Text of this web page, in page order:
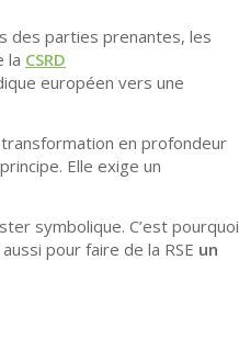
des parties prenantes, les
la CSRD
européen vers une
en profondeur
Elle exige un
symbolique. C’est pourquoi
pour faire de la RSE un